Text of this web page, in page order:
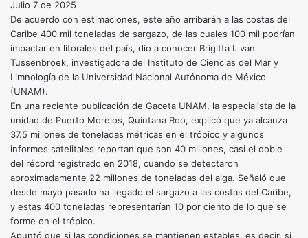
Julio 7 de 2025
De acuerdo con estimaciones, este año arribarán a las costas del
Caribe 400 mil toneladas de sargazo, de las cuales 100 mil podrían
impactar en litorales del país, dio a conocer Brigitta I. van
Tussenbroek, investigadora del Instituto de Ciencias del Mar y
Limnología de la Universidad Nacional Autónoma de México
(UNAM).
En una reciente publicación de Gaceta UNAM, la especialista de la
unidad de Puerto Morelos, Quintana Roo, explicó que ya alcanza
37.5 millones de toneladas métricas en el trópico y algunos
informes satelitales reportan que son 40 millones, casi el doble
del récord registrado en 2018, cuando se detectaron
aproximadamente 22 millones de toneladas del alga. Señaló que
desde mayo pasado ha llegado el sargazo a las costas del Caribe,
y estas 400 toneladas representarían 10 por ciento de lo que se
forme en el trópico.
Apuntó que si las condiciones se mantienen estables, es decir, si